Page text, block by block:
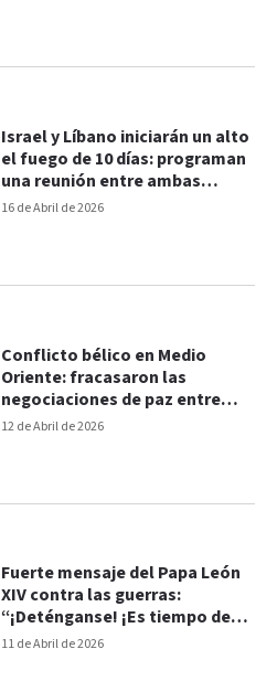
16 de Abril de 2026
Israel y Líbano iniciarán un alto
el fuego de 10 días: programan
una reunión entre ambas
partes
12 de Abril de 2026
Conflicto bélico en Medio
Oriente: fracasaron las
negociaciones de paz entre
EE.UU. e Irán
11 de Abril de 2026
Fuerte mensaje del Papa León
XIV contra las guerras:
“¡Deténganse! ¡Es tiempo de
paz!”